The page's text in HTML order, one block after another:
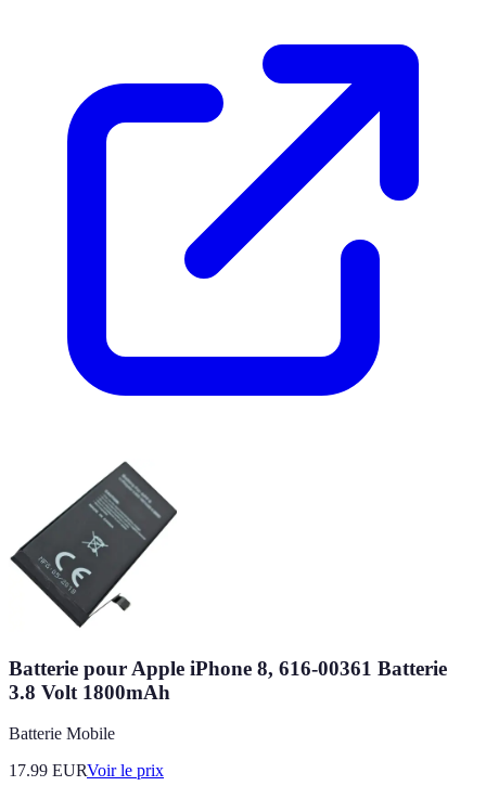
Batterie pour Apple iPhone 8, 616-00361 Batterie
3.8 Volt 1800mAh
Batterie Mobile
17.99 EURVoir le prix